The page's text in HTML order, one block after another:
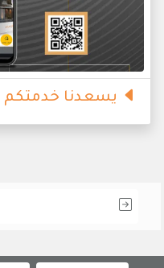
يسعدنا خدمتكم